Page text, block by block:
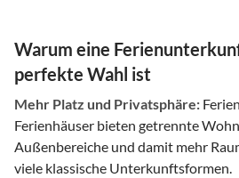
Warum eine
perfekte Wahl ist
Mehr Platz und Privatsphäre:
Ferienhäuser bieten getrennte
Außenbereiche und damit mehr
viele klassische Unterkunftsformen.